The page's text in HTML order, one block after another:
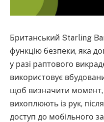
Британський Starling
функцію безпеки, яка
у разі раптового
використовує
щоб визначити момент,
вихоплюють із рук,
доступ до мобільного